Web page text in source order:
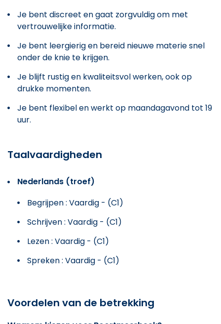
Je bent discreet en gaat zorgvuldig om met
vertrouwelijke informatie.
Je bent leergierig en bereid nieuwe materie snel
onder de knie te krijgen.
Je blijft rustig en kwaliteitsvol werken, ook op
drukke momenten.
Je bent flexibel en werkt op maandagavond tot 19
uur.
Taalvaardigheden
Nederlands (troef)
Begrijpen : Vaardig - (C1)
Schrijven : Vaardig - (C1)
Lezen : Vaardig - (C1)
Spreken : Vaardig - (C1)
Voordelen van de betrekking